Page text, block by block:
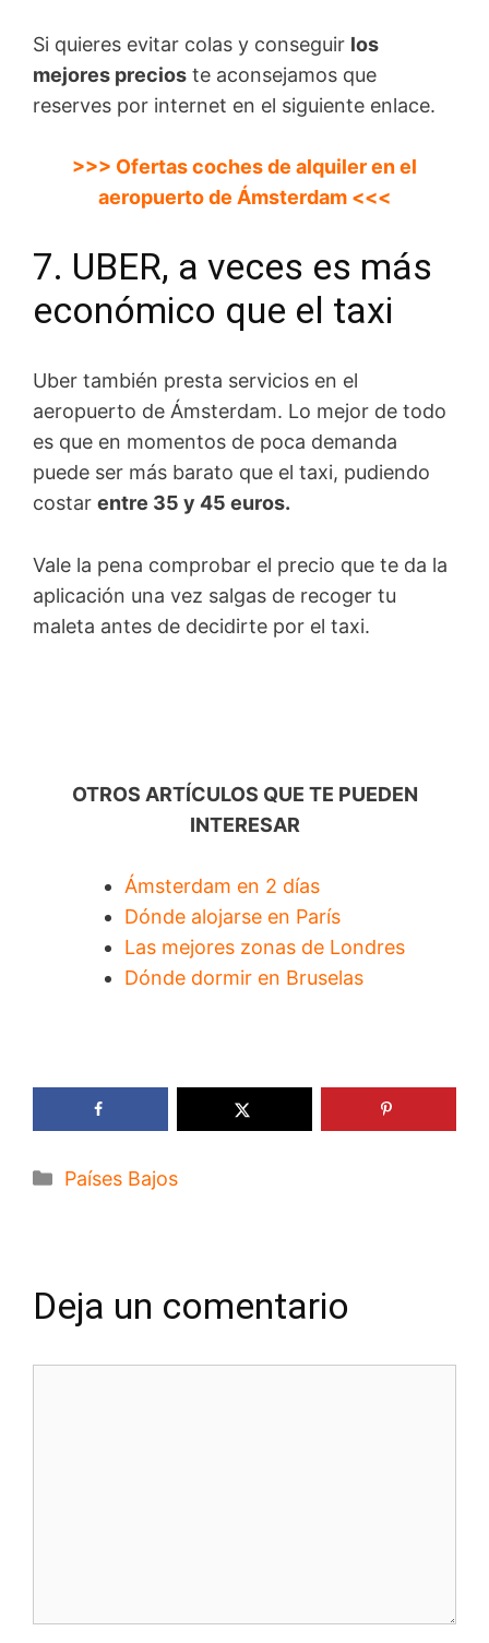
Si quieres evitar colas y conseguir los
mejores precios te aconsejamos que
reserves por internet en el siguiente enlace.
>>> Ofertas coches de alquiler en el
aeropuerto de Ámsterdam <<<
7. UBER, a veces es más
económico que el taxi
Uber también presta servicios en el
aeropuerto de Ámsterdam. Lo mejor de todo
es que en momentos de poca demanda
puede ser más barato que el taxi, pudiendo
costar entre 35 y 45 euros.
Vale la pena comprobar el precio que te da la
aplicación una vez salgas de recoger tu
maleta antes de decidirte por el taxi.
OTROS ARTÍCULOS QUE TE PUEDEN
INTERESAR
Ámsterdam en 2 días
Dónde alojarse en París
Las mejores zonas de Londres
Dónde dormir en Bruselas
Categorías
Países Bajos
Deja un comentario